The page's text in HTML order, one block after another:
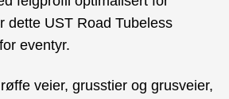
dette UST Road Tubeless
eventyr.
veier, grusstier og grusveier,